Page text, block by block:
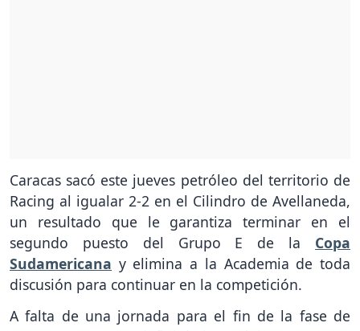
Caracas sacó este jueves petróleo del territorio de
Racing al igualar 2-2 en el Cilindro de Avellaneda,
un resultado que le garantiza terminar en el
segundo puesto del Grupo E de la Copa
Sudamericana y elimina a la Academia de toda
discusión para continuar en la competición.
A falta de una jornada para el fin de la fase de